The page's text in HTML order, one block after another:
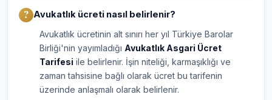
Avukatlık ücreti nasıl belirlenir?
Avukatlık ücretinin alt sınırı her yıl Türkiye Barolar
Birliği'nin yayımladığı Avukatlık Asgari Ücret
Tarifesi ile belirlenir. İşin niteliği, karmaşıklığı ve
zaman tahsisine bağlı olarak ücret bu tarifenin
üzerinde anlaşmalı olarak belirlenir.